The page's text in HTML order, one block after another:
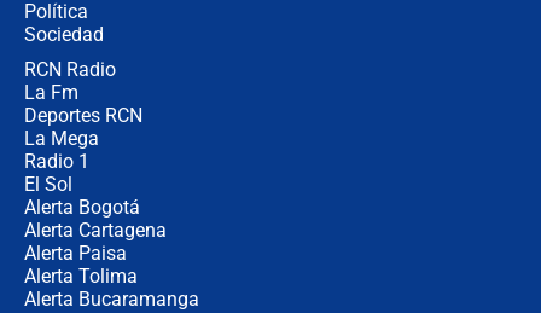
Política
Sociedad
RCN Radio
La Fm
Deportes RCN
La Mega
Radio 1
El Sol
Alerta Bogotá
Alerta Cartagena
Alerta Paisa
Alerta Tolima
Alerta Bucaramanga